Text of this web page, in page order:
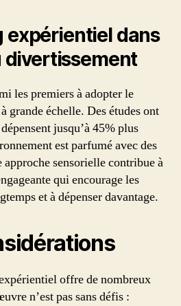
expérientiel dans
divertissement
les premiers à adopter le
grande échelle. Des études ont
jusqu’à 45% plus
est parfumé avec des
approche sensorielle contribue à
qui encourage les
et à dépenser davantage.
offre de nombreux
n’est pas sans défis :